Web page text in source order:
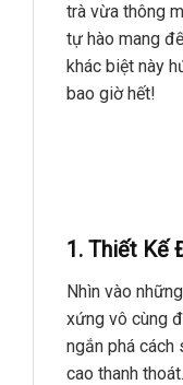
trà vừa thông
tự hào mang
khác biệt này
bao giờ hết!
1. Thiết Kế
Nhìn vào
xứng vô cùng
ngắn phá cách
cao thanh